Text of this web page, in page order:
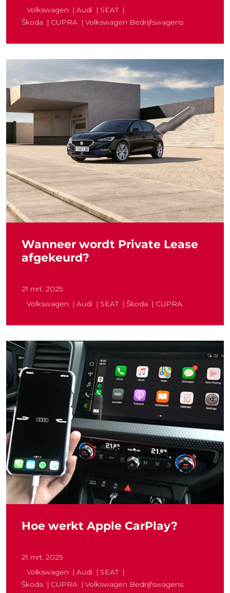
Volkswagen Audi
SEAT
Škoda
CUPRA Volkswagen Bedrijfswagens
Wanneer wordt Private Lease
afgekeurd?
21 mrt. 2025
Volkswagen
Audi SEAT Škoda CUPRA
Hoe werkt Apple CarPlay?
21 mrt. 2025
Volkswagen
Audi
SEAT
Škoda
CUPRA Volkswagen Bedrijfswagens